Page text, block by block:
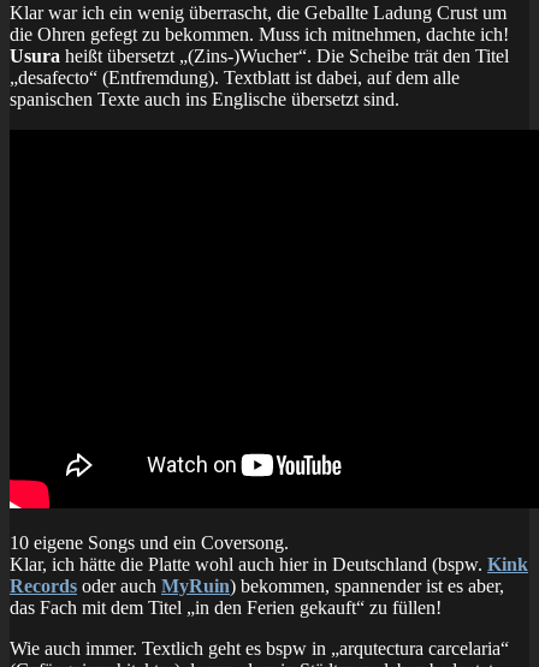
Klar war ich ein wenig überrascht, die Geballte Ladung Crust um
die Ohren gefegt zu bekommen. Muss ich mitnehmen, dachte ich!
Usura heißt übersetzt „(Zins-)Wucher“. Die Scheibe trät den Titel
„desafecto“ (Entfremdung). Textblatt ist dabei, auf dem alle
spanischen Texte auch ins Englische übersetzt sind.
10 eigene Songs und ein Coversong.
Klar, ich hätte die Platte wohl auch hier in Deutschland (bspw. Kink
Records oder auch MyRuin) bekommen, spannender ist es aber,
das Fach mit dem Titel „in den Ferien gekauft“ zu füllen!
Wie auch immer. Textlich geht es bspw in „arqutectura carcelaria“